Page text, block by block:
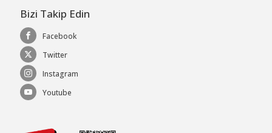
Bizi Takip Edin
Facebook
Twitter
Instagram
Youtube